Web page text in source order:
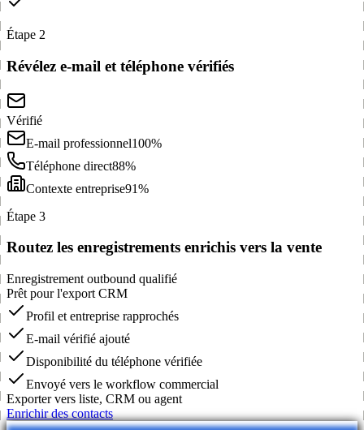
Étape 2
Révélez e-mail et téléphone vérifiés
Vérifié
E-mail professionnel100%
Téléphone direct88%
Contexte entreprise91%
Étape 3
Routez les enregistrements enrichis vers la vente
Enregistrement outbound qualifié
Prêt pour l'export CRM
Profil et entreprise rapprochés
E-mail vérifié ajouté
Disponibilité du téléphone vérifiée
Envoyé vers le workflow commercial
Exporter vers liste, CRM ou agent
Enrichir des contacts